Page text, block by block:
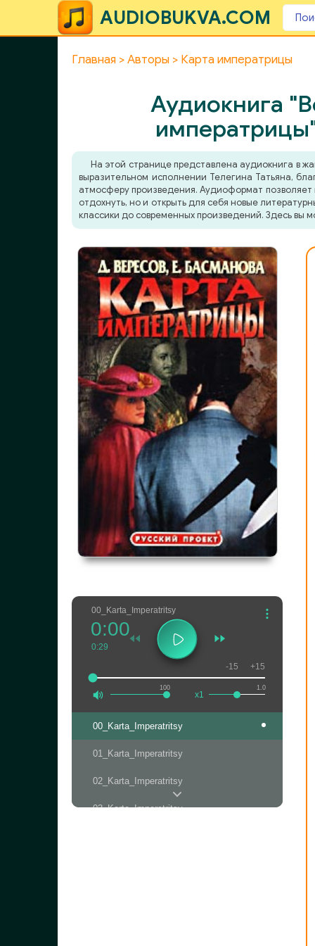
AUDIOBUKVA.COM
Главная Авторы Карта императрицы
Аудиокнига
На этой странице представлена аудиокнига в
выразительном исполнении Телегина Татьяна,
атмосферу произведения. Аудиоформат позволяет
отдохнуть, но и открыть для себя новые
классики до современных произведений. Здесь вы
00_Karta_Imperatritsy
100
0:00
0:29
1.0
x1
-15 +15
00_Karta_Imperatritsy
01_Karta_Imperatritsy
02_Karta_Imperatritsy
03_Karta_Imperatritsy